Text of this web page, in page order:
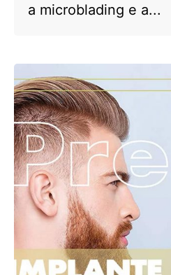
a microblading e a...